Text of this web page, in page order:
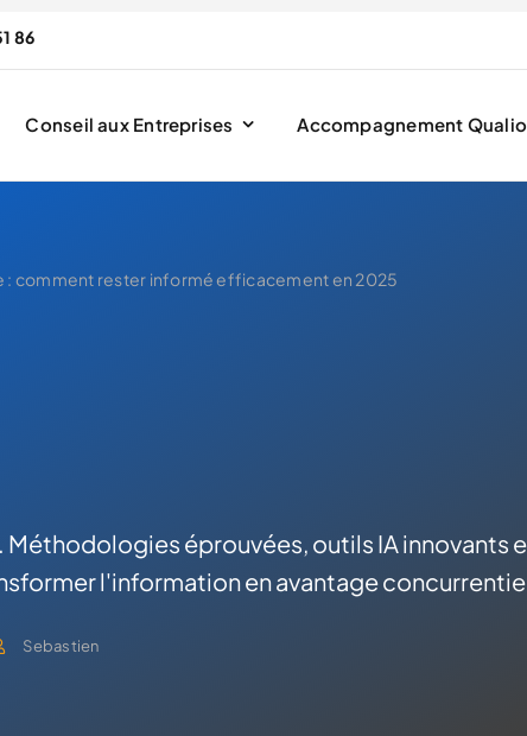
86
Conseil aux Entreprises Accompagnement
: comment rester informé efficacement en 2025
éprouvées, outils IA innovants
l'information en avantage
Sebastien